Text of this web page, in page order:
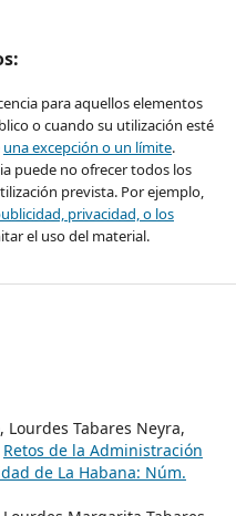
para aquellos elementos
o cuando su utilización esté
una excepción o un límite.
puede no ofrecer todos los
prevista. Por ejemplo,
privacidad, o los
el uso del material.
Tabares Neyra,
Retos de la Administración
de La Habana: Núm.